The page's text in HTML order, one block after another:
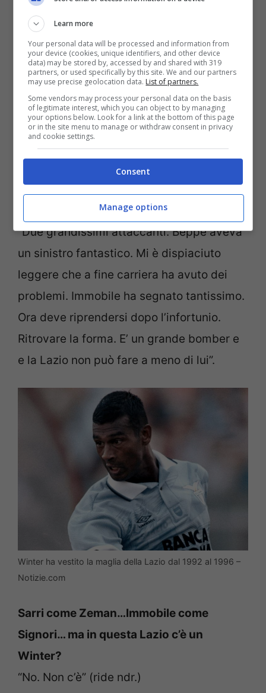
di fare la partita, giocano con tre
attaccanti, però se vai a vedere bene si
tratta di due allenatori diversi. E la
sensazione è che la Lazio di Zeman
giocasse molto di più all’attacco rispetto a
quella di oggi”.
Rimanendo in tema di paragoni: la sua
Lazio aveva Beppe Signori, oggi c’è Ciro
“Due grandissimi attaccanti. Beppe aveva
un sinistro fantastico. Mi è dispiaciuto
leggere che a fine carriera ha avuto dei
problemi. Immobile ha segnato tantissimo.
Ora deve riprendersi dopo l’infortunio.
Ritrovare la forma. E’ un grande bomber e
e la Lazio non può fare a meno di lui”.
Winter ha vestito la maglia della Lazio dal 1992 al 1996 –
Notizie.com
Sarri come Zeman…Immobile come
Signori… ma in questa Lazio c’è un
Winter?
“No. Non c’è” (ride ndr.)
Learn more
Your personal data will be processed and information from
your device (cookies, unique identifiers, and other device
data) may be stored by, accessed by and shared with 319
partners, or used specifically by this site. We and our partners
may use precise geolocation data. List of partners.
Some vendors may process your personal data on the basis
of legitimate interest, which you can object to by managing
your options below. Look for a link at the bottom of this page
or in the site menu to manage or withdraw consent in privacy
and cookie settings.
Consent
Manage options